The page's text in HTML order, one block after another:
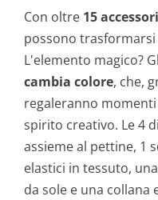
Con oltre 15
possono
L'elemento magico?
cambia colore, che,
regaleranno
spirito creativo. Le 4
assieme al pettine, 1
elastici in tessuto,
da sole e una collana